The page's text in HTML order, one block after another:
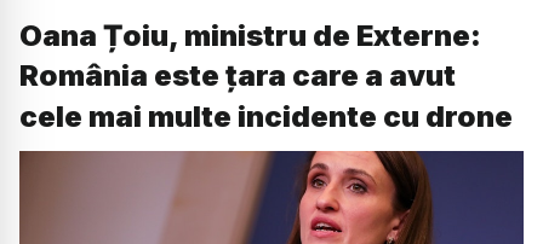
Oana Țoiu, ministru de Externe:
România este țara care a avut
cele mai multe incidente cu drone